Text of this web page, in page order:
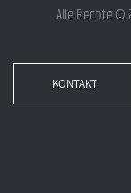
Alle Rechte
KONTAKT